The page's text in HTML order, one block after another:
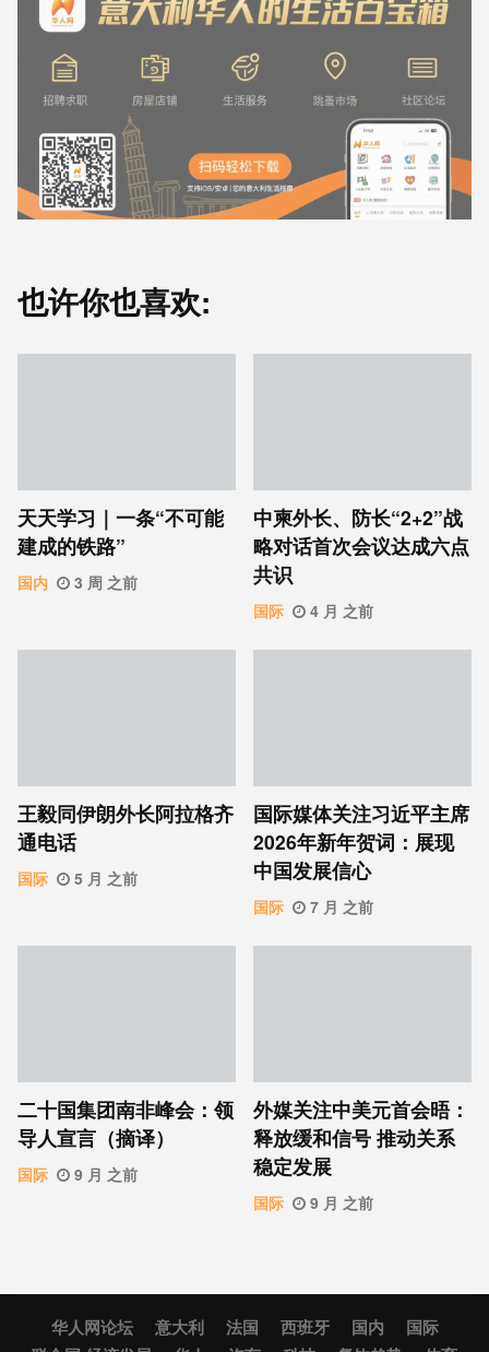
也许你也喜欢:
天天学习｜一条“不可能
建成的铁路”
国内 3 周 之前
中柬外长、防长“2+2”战
略对话首次会议达成六点
共识
国际 4 月 之前
王毅同伊朗外长阿拉格齐
通电话
国际 5 月 之前
国际媒体关注习近平主席
2026年新年贺词：展现
中国发展信心
国际 7 月 之前
二十国集团南非峰会：领
导人宣言（摘译）
国际 9 月 之前
外媒关注中美元首会晤：
释放缓和信号 推动关系
稳定发展
国际 9 月 之前
华人网论坛 意大利 法国 西班牙 国内
国际